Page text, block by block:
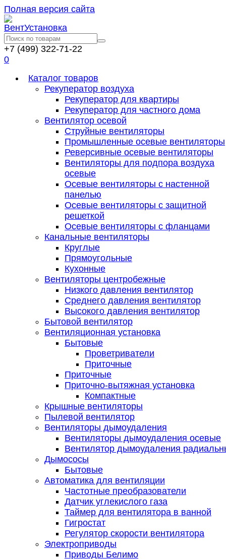
Полная версия сайта
+7 (499) 322-71-22
0
Каталог товаров
Рекуператор воздуха
Рекуператор для квартиры
Рекуператор для частного дома
Вентилятор осевой
Струйные вентиляторы
Промышленные осевые вентиляторы
Реверсивные осевые вентиляторы
Вентиляторы для подпора воздуха
осевые
Осевые вентиляторы с настенной
панелью
Осевые вентиляторы с защитной
решеткой
Осевые вентиляторы с фланцами
Канальные вентиляторы
Круглые
Прямоугольные
Кухонные
Вентиляторы центробежные
Низкого давления вентилятор
Среднего давления вентилятор
Высокого давления вентилятор
Бытовой вентилятор
Вентиляционная установка
Бытовые
Проветриватели
Приточные
Приточные
Приточно-вытяжная установка
Компактные
Крышные вентиляторы
Пылевой вентилятор
Вентиляторы дымоудаления
Вентиляторы дымоудаления осевые
Вентилятор дымоудаления
Дымососы
Бытовые
Автоматика для вентиляции
Частотные преобразователи
Датчик углекислого газа
Таймер для вентилятора в ванной
Гигростат
Регулятор скорости вентилятора
Электроприводы
Приводы Белимо